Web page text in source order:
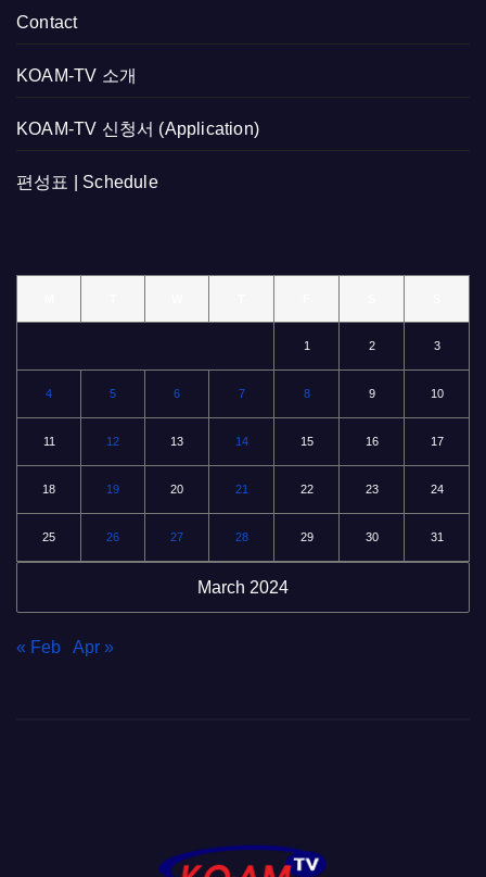
Contact
KOAM-TV 소개
KOAM-TV 신청서 (Application)
편성표 | Schedule
March 2024
1 2 3
4 5 6 7 8 9 10
11 12 13 14 15 16 17
18 19 20 21 22 23 24
25 26 27 28 29 30 31
« Feb Apr »